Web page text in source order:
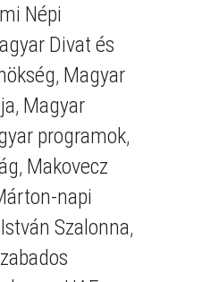
Népi
Divat és
, Magyar
, Magyar
programok,
, Makovecz
napi
Szalonna,